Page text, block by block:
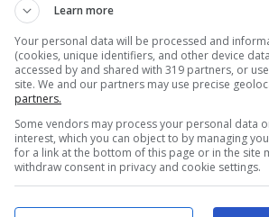
firma con la sua
Learn more
Your personal data will be processed and
(cookies, unique identifiers, and other device
accessed by and shared with 319 partners, or
site. We and our partners may use precise
partners.
Some vendors may process your personal data
interest, which you can object to by managing
for a link at the bottom of this page or in the site
withdraw consent in privacy and cookie settings.